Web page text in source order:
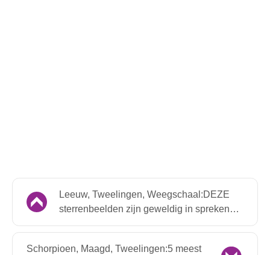
Leeuw, Tweelingen, Weegschaal:DEZE
sterrenbeelden zijn geweldig in spreken in
het openbaar
Schorpioen, Maagd, Tweelingen:5 meest